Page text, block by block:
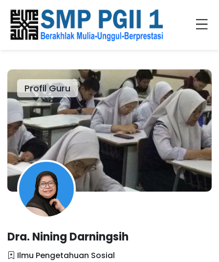
Profil Guru
Dra. Nining Darningsih
Ilmu Pengetahuan Sosial